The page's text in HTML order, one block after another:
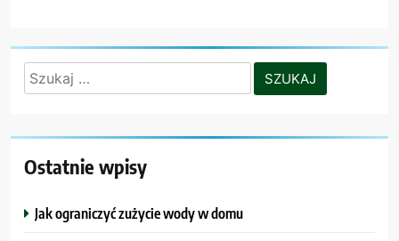
Szukaj:
Ostatnie wpisy
Jak ograniczyć zużycie wody w domu